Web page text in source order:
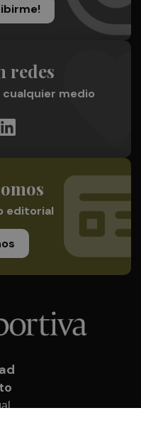
redes
cualquier medio
editorial